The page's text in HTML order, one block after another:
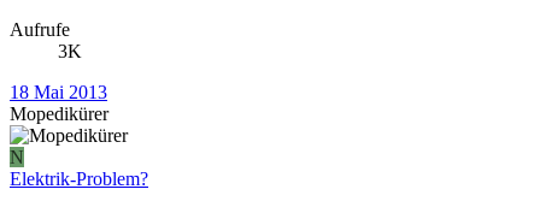
Aufrufe
3K
18 Mai 2013
Mopedikürer
N
Elektrik-Problem?